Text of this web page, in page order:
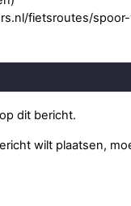
fietsroutes/
dit bericht.
wilt plaatsen,